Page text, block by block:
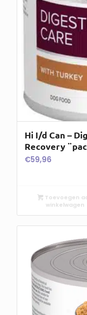
Hi I/d Can –
Recovery
€59,96
Toevoegen
winkelwagen